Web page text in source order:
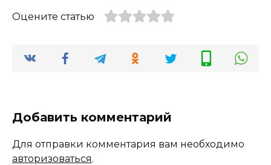
Оцените статью
Добавить комментарий
Для отправки комментария вам необходимо
авторизоваться.